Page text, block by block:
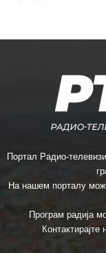
Портал Радио-
На нашем порталу
Програм радија
Контактирајте